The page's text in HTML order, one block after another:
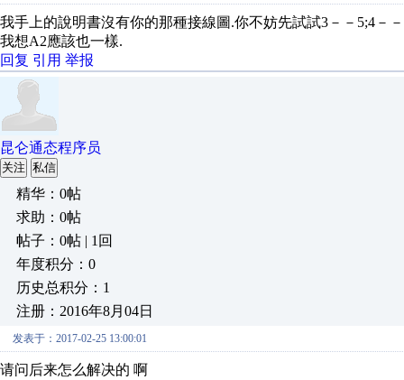
我手上的說明書沒有你的那種接線圖.你不妨先試試3－－5;4－
我想A2應該也一樣.
回复 引用 举报
昆仑通态程序员
关注 私信
精华：0帖
求助：0帖
帖子：0帖 | 1回
年度积分：0
历史总积分：1
注册：2016年8月04日
发表于：2017-02-25 13:00:01
请问后来怎么解决的 啊